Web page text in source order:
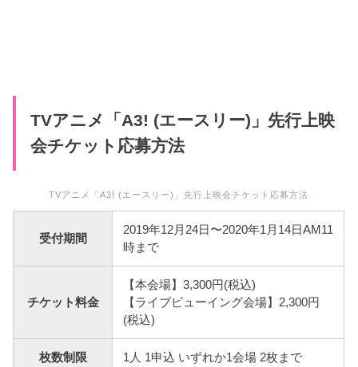
TVアニメ「A3! (エースリー)」先行上映
会チケット応募方法
TVアニメ「A3! (エースリー)」先行上映会チケット応募方法
受付期間
2019年12月24日〜2020年1月14日AM11
時まで
チケット料金
【本会場】3,300円(税込)
【ライブビューイング会場】2,300円
(税込)
枚数制限 1人 1申込 いずれか1会場 2枚まで